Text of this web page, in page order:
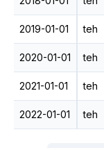
2019-01-01 teh
2020-01-01 teh
2021-01-01 teh
2022-01-01 teh